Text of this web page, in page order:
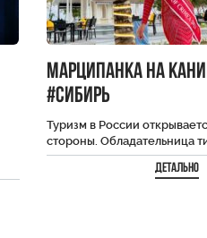
Марципанка на
#Сибирь
Туризм в России
стороны. Обладательница
Европа и Мисс Туризм
Татьяна Федорищева…Детально